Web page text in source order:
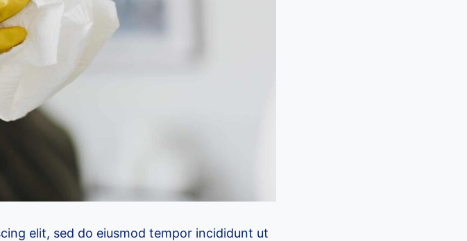
elit, sed do eiusmod tempor incididunt ut